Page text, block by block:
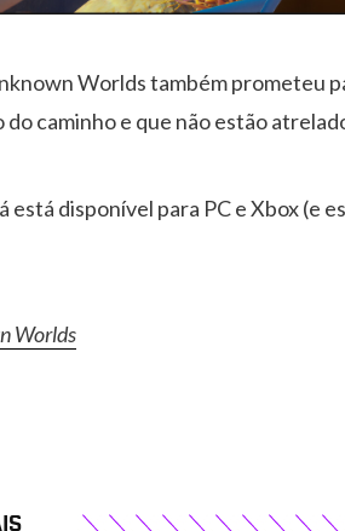
Worlds também prometeu
do caminho e que não estão
está disponível para PC e Xbox (e
Worlds